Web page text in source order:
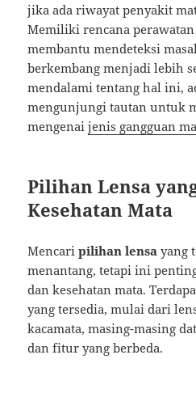
jika ada riwayat penyakit
Memiliki rencana
membantu mendeteksi
berkembang menjadi lebih
mendalami tentang hal ini,
mengunjungi tautan untuk
mengenaijenis gangguan
Pilihan Lensa
Kesehatan Mata
Mencaripilihan lensa yang
menantang, tetapi ini
dan kesehatan mata.
yang tersedia, mulai dari
kacamata, masing-masing
dan fitur yang berbeda.